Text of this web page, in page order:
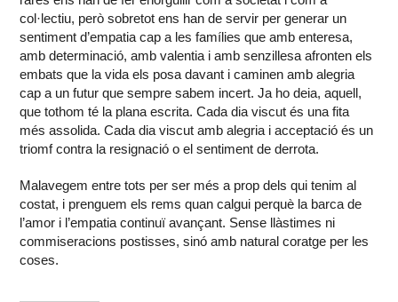
col·lectiu, però sobretot ens han de servir per generar un
sentiment d’empatia cap a les famílies que amb enteresa,
amb determinació, amb valentia i amb senzillesa afronten els
embats que la vida els posa davant i caminen amb alegria
cap a un futur que sempre sabem incert. Ja ho deia, aquell,
que tothom té la plana escrita. Cada dia viscut és una fita
més assolida. Cada dia viscut amb alegria i acceptació és un
triomf contra la resignació o el sentiment de derrota.
Malavegem entre tots per ser més a prop dels qui tenim al
costat, i prenguem els rems quan calgui perquè la barca de
l’amor i l’empatia continuï avançant. Sense llàstimes ni
commiseracions postisses, sinó amb natural coratge per les
coses.